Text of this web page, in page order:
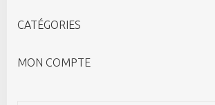
CATÉGORIES
MON COMPTE